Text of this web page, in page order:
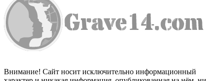
Внимание! Сайт носит исключительно информационный